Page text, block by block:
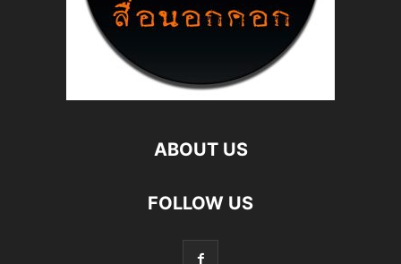
ABOUT US
FOLLOW US